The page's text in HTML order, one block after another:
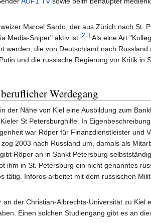
Marcel Sardo, der aus Zürich nach St.
Media-Sniper" aktiv ist.[21] Als eine Art
werden, die von Deutschland nach
und die russische Regierung vor Kritik in
Werdegang
der Nähe von Kiel eine Ausbildung zum
St Petersburghilfe. In
war Röper für Finanzdienstleister und
2003 nach Russland um, damals als
Röper an in Sankt Petersburg
ihm in St. Petersburg ein nicht genanntes
tätig. Inforos arbeitet mit dem russischen
der Christian-Albrechts-Universität zu Kiel
Einen solchen Studiengang gibt es an